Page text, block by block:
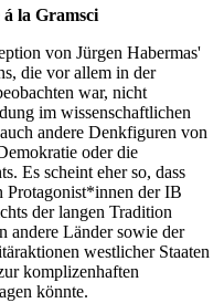
la Gramsci
von Jürgen Habermas'
die vor allem in der
war, nicht
im wissenschaftlichen
andere Denkfiguren von
oder die
Es scheint eher so, dass
Protagonist*innen der IB
der langen Tradition
andere Länder sowie der
westlicher Staaten
komplizenhaften
könnte.